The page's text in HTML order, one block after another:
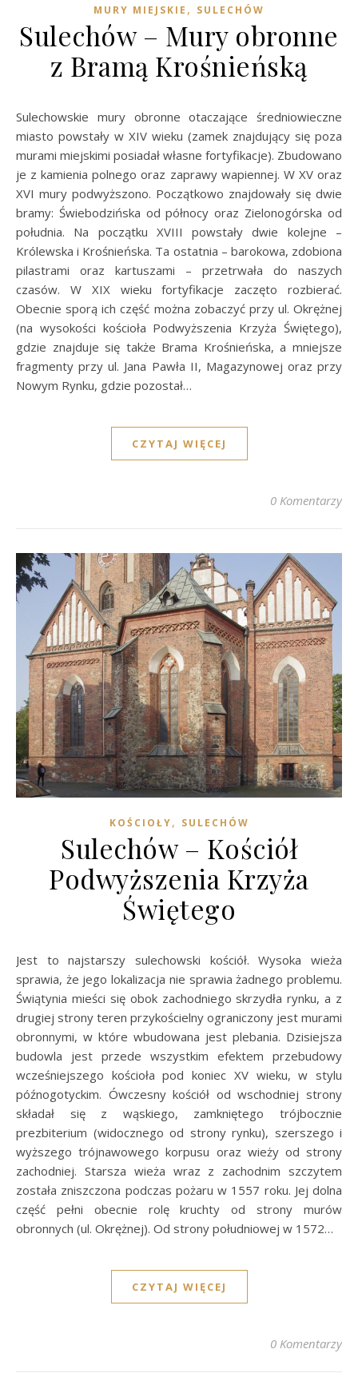
MURY MIEJSKIE , SULECHÓW
Sulechów – Mury obronne
z Bramą Krośnieńską
Sulechowskie mury obronne otaczające średniowieczne
miasto powstały w XIV wieku (zamek znajdujący się poza
murami miejskimi posiadał własne fortyfikacje). Zbudowano
je z kamienia polnego oraz zaprawy wapiennej. W XV oraz
XVI mury podwyższono. Początkowo znajdowały się dwie
bramy: Świebodzińska od północy oraz Zielonogórska od
południa. Na początku XVIII powstały dwie kolejne –
Królewska i Krośnieńska. Ta ostatnia – barokowa, zdobiona
pilastrami oraz kartuszami – przetrwała do naszych
czasów. W XIX wieku fortyfikacje zaczęto rozbierać.
Obecnie sporą ich część można zobaczyć przy ul. Okrężnej
(na wysokości kościoła Podwyższenia Krzyża Świętego),
gdzie znajduje się także Brama Krośnieńska, a mniejsze
fragmenty przy ul. Jana Pawła II, Magazynowej oraz przy
Nowym Rynku, gdzie pozostał…
CZYTAJ WIĘCEJ
0 Komentarzy
KOŚCIOŁY, SULECHÓW
Sulechów – Kościół
Podwyższenia Krzyża
Świętego
Jest to najstarszy sulechowski kościół. Wysoka wieża
sprawia, że jego lokalizacja nie sprawia żadnego problemu.
Świątynia mieści się obok zachodniego skrzydła rynku, a z
drugiej strony teren przykościelny ograniczony jest murami
obronnymi, w które wbudowana jest plebania. Dzisiejsza
budowla jest przede wszystkim efektem przebudowy
wcześniejszego kościoła pod koniec XV wieku, w stylu
późnogotyckim. Ówczesny kościół od wschodniej strony
składał się z wąskiego, zamkniętego trójbocznie
prezbiterium (widocznego od strony rynku), szerszego i
wyższego trójnawowego korpusu oraz wieży od strony
zachodniej. Starsza wieża wraz z zachodnim szczytem
została zniszczona podczas pożaru w 1557 roku. Jej dolna
część pełni obecnie rolę kruchty od strony murów
obronnych (ul. Okrężnej). Od strony południowej w 1572…
CZYTAJ WIĘCEJ
0 Komentarzy